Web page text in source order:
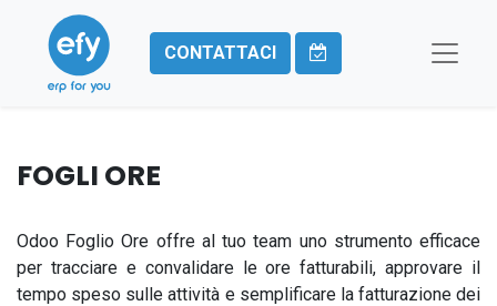
CONTATTACI
FOGLI ORE
Odoo Foglio Ore offre al tuo team uno strumento efficace
per tracciare e convalidare le ore fatturabili, approvare il
tempo speso sulle attività e semplificare la fatturazione dei